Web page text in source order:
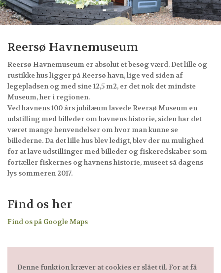
Reersø Havnemuseum
Reersø Havnemuseum er absolut et besøg værd. Det lille og
rustikke hus ligger på Reersø havn, lige ved siden af
legepladsen og med sine 12,5 m2, er det nok det mindste
Museum, her i regionen.
Ved havnens 100 års jubilæum lavede Reersø Museum en
udstilling med billeder om havnens historie, siden har det
været mange henvendelser om hvor man kunne se
billederne. Da det lille hus blev ledigt, blev der nu mulighed
for at lave udstillinger med billeder og fiskeredskaber som
fortæller fiskernes og havnens historie, museet så dagens
lys sommeren 2017.
Find os her
Find os på Google Maps
Denne funktion kræver at cookies er slået til. For at få